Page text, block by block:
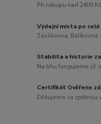
Při nákupu nad 2400
Výdejní místa po celé
Zásilkovna, Balíkovna,
Stabilita a historie
Na trhu fungujeme již
Certifikát Ověřeno
Děkujeme za zpětnou